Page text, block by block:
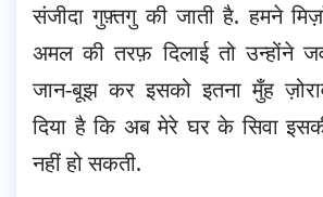
संजीदा गुफ़्तगु की जाती है. हमने
अमल की तरफ़ दिलाई तो उन्होंने
जान-बूझ कर इसको इतना मुँह
दिया है कि अब मेरे घर के सिवा
नहीं हो सकती.